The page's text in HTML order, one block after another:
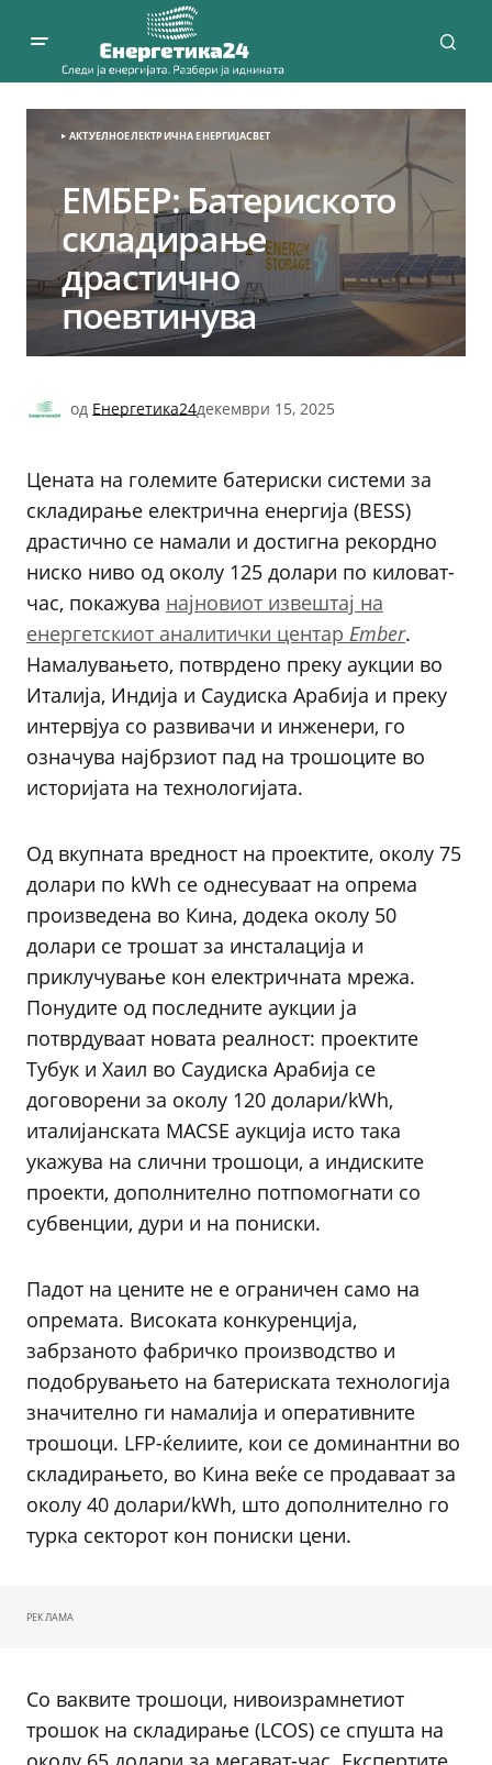
АКТУЕЛНОЕЛЕКТРИЧНА ЕНЕРГИЈАСВЕТ
ЕМБЕР: Батериското
складирање
драстично
поевтинува
од Енергетика24декември 15, 2025
Цената на големите батериски системи за
складирање електрична енергија (BESS)
драстично се намали и достигна рекордно
ниско ниво од околу 125 долари по киловат-
час, покажува најновиот извештај на
енергетскиот аналитички центар Ember.
Намалувањето, потврдено преку аукции во
Италија, Индија и Саудиска Арабија и преку
интервјуа со развивачи и инженери, го
означува најбрзиот пад на трошоците во
историјата на технологијата.
Од вкупната вредност на проектите, околу 75
долари по kWh се однесуваат на опрема
произведена во Кина, додека околу 50
долари се трошат за инсталација и
приклучување кон електричната мрежа.
Понудите од последните аукции ја
потврдуваат новата реалност: проектите
Тубук и Хаил во Саудиска Арабија се
договорени за околу 120 долари/kWh,
италијанската MACSE аукција исто така
укажува на слични трошоци, а индиските
проекти, дополнително потпомогнати со
субвенции, дури и на пониски.
Падот на цените не е ограничен само на
опремата. Високата конкуренција,
забрзаното фабричко производство и
подобрувањето на батериската технологија
значително ги намалија и оперативните
трошоци. LFP-ќелиите, кои се доминантни во
складирањето, во Кина веќе се продаваат за
околу 40 долари/kWh, што дополнително го
турка секторот кон пониски цени.
РЕКЛАМА
Со ваквите трошоци, нивоизрамнетиот
трошок на складирање (LCOS) се спушта на